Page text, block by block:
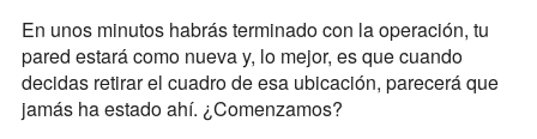
En unos minutos habrás terminado con la operación, tu
pared estará como nueva y, lo mejor, es que cuando
decidas retirar el cuadro de esa ubicación, parecerá que
jamás ha estado ahí. ¿Comenzamos?